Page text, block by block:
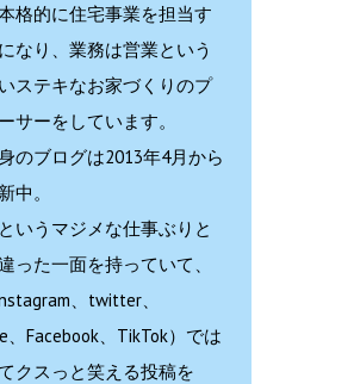
格的に住宅事業を担当す
なり、業務は営業という
ステキなお家づくりのプ
サーをしています。
のブログは2013年4月から
中。
いうマジメな仕事ぶりと
った一面を持っていて、
、twitter、
、Facebook、TikTok）では
クスっと笑える投稿を